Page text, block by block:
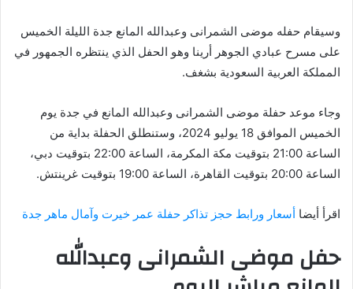
وسيقام حفله موضى الشمرانى وعبدالله المانع جدة الليلة الخميس
على مسرح عبادي الجوهر أرينا وهو الحفل الذي ينتظره الجمهور في
المملكة العربية السعودية بشغف.
وجاء موعد حفلة موضى الشمرانى وعبدالله المانع في جدة يوم
الخميس الموافق 18 يوليو 2024، وستنطلق الحفلة بداية من
الساعة 21:00 بتوقيت مكة المكرمة، الساعة 22:00 بتوقيت دبي،
الساعة 20:00 بتوقيت القاهرة، الساعة 19:00 بتوقيت غرينتش.
اقرأ أيضا أسعار ورابط حجز تذاكر حفلة عمر خيرت وآمال ماهر جدة
حفل موضى الشمرانى وعبدالله